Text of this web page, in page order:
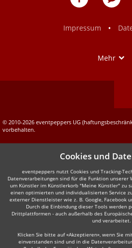
Impressum
•
Mehr
© 2010-2026 eventpeppers UG
vorbehalten.
Cookies und
eventpeppers nutzt Cookies und Tracking-
Datenverarbeitungen sind für die Funktion unserer
um Künstler im Künstlerkorb "Meine Künstler" zu
einen optimierten und individualisierten Service
externer Dienstleister wie z. B. Google, Facebook
Durch die Einbindung dieser Tools werden
Drittplattformen - auch außerhalb des
und verarbeitet.
Klicken Sie bitte auf «Akzeptieren», wenn Sie
einverstanden sind und in die